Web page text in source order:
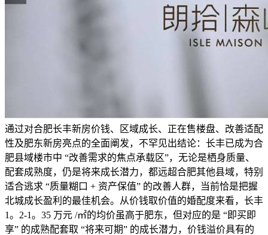
通过对合肥长丰新房价钱、区域成长、正在售楼盘、改善适配
性及肥东新房亮点的全面阐发，不罕见出结论：长丰已成为合
肥县域楼市中 “改善需求的焦点承载区”，无论是栖身质量、
配套成熟度，仍是将来成长潜力，都远超合肥其他县域，特别
适合逃求 “质量糊口 + 资产保值” 的改善人群，当前恰是把握
北城成长盈利的最佳机会。从价钱取价值的婚配度来看，长丰
1。2-1。35 万元 /㎡的均价虽高于肥东，但对应的是 “即买即
享” 的成熟配套取 “将来可期” 的成长潜力，价钱溢价具有的